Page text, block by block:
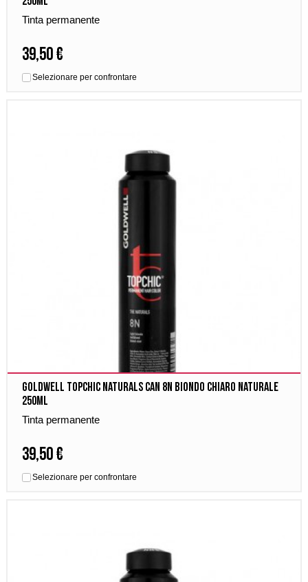
Tinta permanente
39,50 €
Selezionare per confrontare
Goldwell Topchic Naturals Can 8N Biondo Chiaro Naturale
250ml
Tinta permanente
39,50 €
Selezionare per confrontare